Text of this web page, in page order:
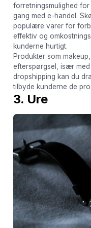
forretningsmulighed
gang med e-handel.
populære varer for
effektiv og
kunderne hurtigt.
Produkter som
efterspørgsel, især
dropshipping kan du
tilbyde kunderne de
3. Ure